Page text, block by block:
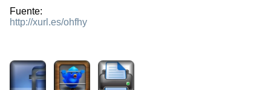
Fuente:
http://xurl.es/ohfhy